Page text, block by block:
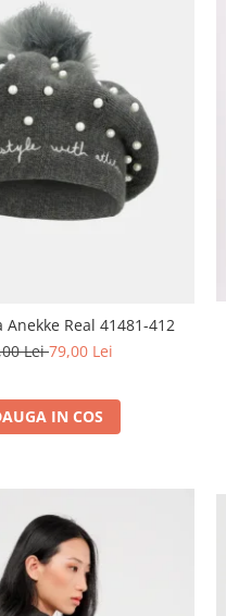
Anekke Real 41481-412
Lei79,00 Lei
IN COS